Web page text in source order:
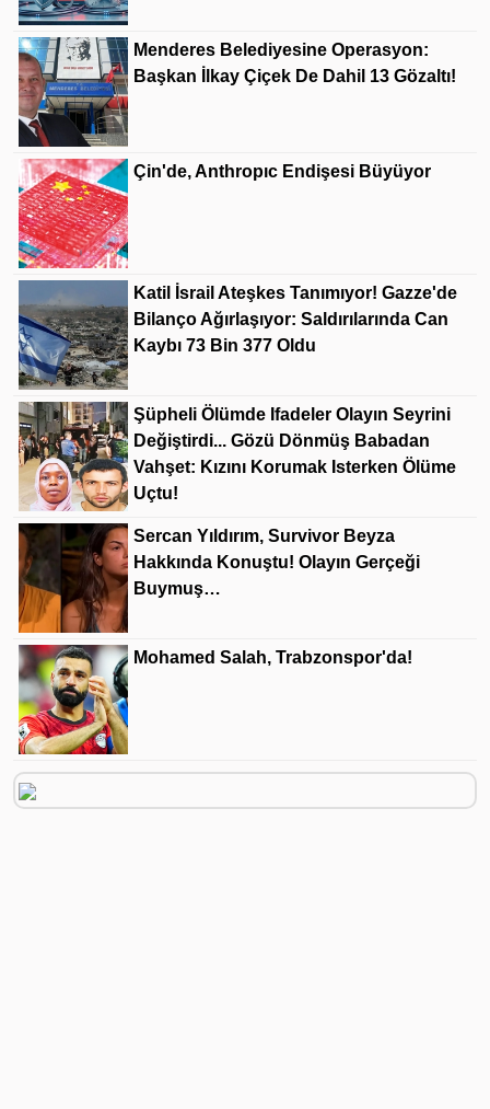
Menderes Belediyesine Operasyon:
Başkan İlkay Çiçek De Dahil 13 Gözaltı!
Çin'de, Anthropıc Endişesi Büyüyor
Katil İsrail Ateşkes Tanımıyor! Gazze'de
Bilanço Ağırlaşıyor: Saldırılarında Can
Kaybı 73 Bin 377 Oldu
Şüpheli Ölümde Ifadeler Olayın Seyrini
Değiştirdi... Gözü Dönmüş Babadan
Vahşet: Kızını Korumak Isterken Ölüme
Uçtu!
Sercan Yıldırım, Survivor Beyza
Hakkında Konuştu! Olayın Gerçeği
Buymuş…
Mohamed Salah, Trabzonspor'da!